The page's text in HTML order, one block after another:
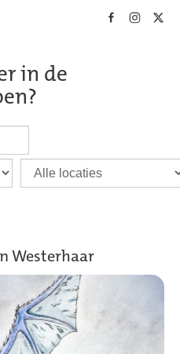
in de
Westerhaar